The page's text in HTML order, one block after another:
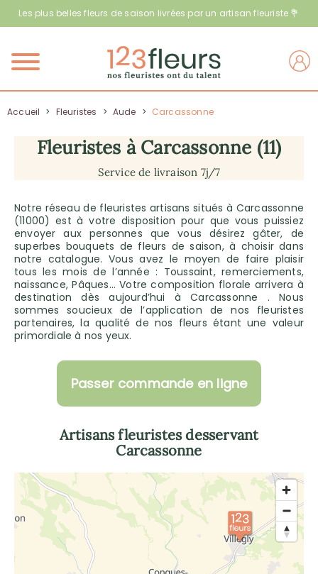
Les plus belles fleurs de saison livrées par un artisan fleuriste 💐
Menu
Accueil > Fleuristes > Aude > Carcassonne
Fleuristes à Carcassonne (11)
Service de livraison 7j/7
Notre réseau de fleuristes artisans situés à Carcassonne
(11000) est à votre disposition pour que vous puissiez
envoyer aux personnes que vous désirez gâter, de
superbes bouquets de fleurs de saison, à choisir dans
notre catalogue. Vous avez le moyen de faire plaisir
tous les mois de l’année : Toussaint, remerciements,
naissance, Pâques… Votre composition florale arrivera à
destination dès aujourd’hui à Carcassonne . Nous
sommes soucieux de l’application de nos fleuristes
partenaires, la qualité de nos fleurs étant une valeur
primordiale à nos yeux.
Passer commande en ligne
Artisans fleuristes desservant
Carcassonne